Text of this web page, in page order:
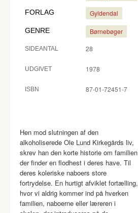
FORLAG Gyldendal
GENRE Børnebøger
SIDEANTAL 28
UDGIVET 1978
ISBN 87-01-72451-7
Hen mod slutningen af den
alkoholiserede Ole Lund Kirkegårds liv,
skrev han den korte historie om familien
der finder en flodhest i deres have. Til
deres koleriske naboers store
fortrydelse. En hurtigt afviklet fortælling,
hvor vi aldrig kommer ind på hverken
familien, naboerne eller læreren i